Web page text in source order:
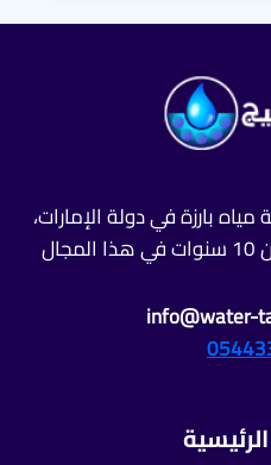
بارزة في دولة الإمارات،
info@water-